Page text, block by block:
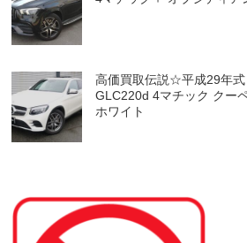
高価買取伝説☆平成29年
GLC220d 4マチック クー
ホワイト